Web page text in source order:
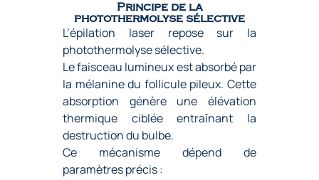
Principe de la
photothermolyse sélective
L’épilation laser repose sur la
photothermolyse sélective.
Le faisceau lumineux est absorbé par
la mélanine du follicule pileux. Cette
absorption génère une élévation
thermique ciblée entraînant la
destruction du bulbe.
Ce mécanisme dépend de
paramètres précis :